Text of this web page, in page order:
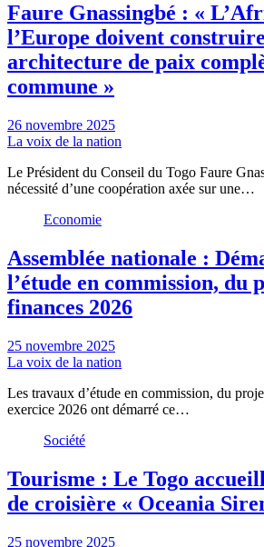
Faure Gnassingbé : «
l’Europe doivent
architecture de paix
commune »
26 novembre 2025
La voix de la nation
Le Président du Conseil du Togo Faure
nécessité d’une coopération axée sur une…
Economie
Assemblée nationale :
l’étude en commission, du
finances 2026
25 novembre 2025
La voix de la nation
Les travaux d’étude en commission, du
exercice 2026 ont démarré ce…
Société
Tourisme : Le Togo
de croisière « Oceania
25 novembre 2025